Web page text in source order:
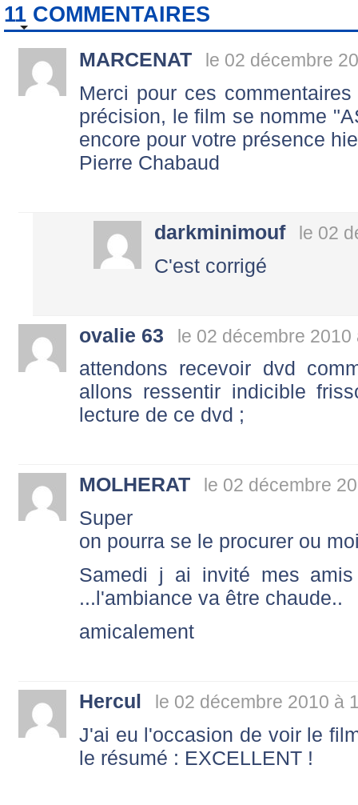
11 COMMENTAIRES
MARCENAT le 02 décembre
Merci pour ces
précision, le film se nomme
encore pour votre présence
Pierre Chabaud
darkminimouf le 02
C'est corrigé
ovalie 63 le 02 décembre 2010
attendons recevoir dvd
allons ressentir indicible
lecture de ce dvd ;
MOLHERAT le 02 décembre
Super
on pourra se le procurer ou
Samedi j ai invité mes
...l'ambiance va être chaude..
amicalement
Hercul le 02 décembre 2010 à
J'ai eu l'occasion de voir le
le résumé : EXCELLENT !